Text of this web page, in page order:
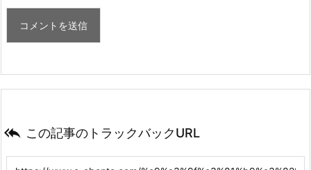
 この記事のトラックバックURL